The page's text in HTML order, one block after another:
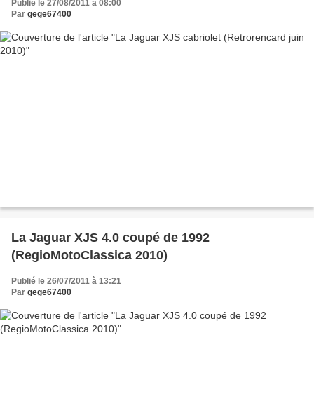
Publié le 27/08/2011 à 08:00
Par gege67400
La Jaguar XJS 4.0 coupé de 1992
(RegioMotoClassica 2010)
Publié le 26/07/2011 à 13:21
Par gege67400